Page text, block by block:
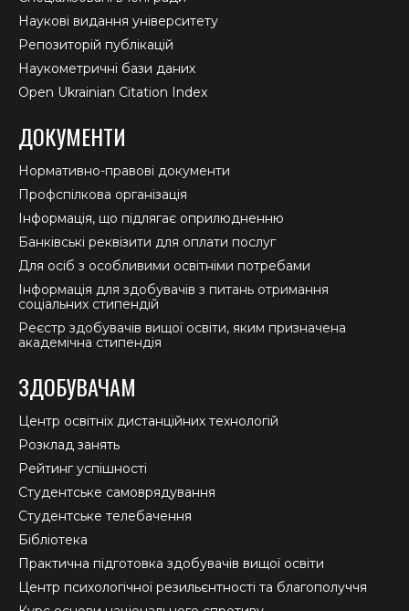
Наукові видання університету
Репозиторій публікацій
Наукометричні бази даних
Open Ukrainian Citation Index
ДОКУМЕНТИ
Нормативно-правові документи
Профспілкова організація
Інформація, що підлягає оприлюдненню
Банківські реквізити для оплати послуг
Для осіб з особливими освітніми потребами
Інформація для здобувачів з питань отримання
соціальних стипендій
Реєстр здобувачів вищої освіти, яким призначена
академічна стипендія
ЗДОБУВАЧАМ
Центр освітніх дистанційних технологій
Розклад занять
Рейтинг успішності
Студентське самоврядування
Студентське телебачення
Бібліотека
Практична підготовка здобувачів вищої освіти
Центр психологічної резильєнтності та благополуччя